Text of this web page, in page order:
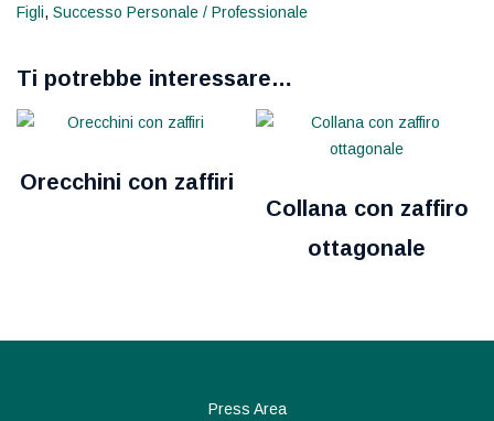
Figli, Successo Personale / Professionale
Ti potrebbe interessare…
Orecchini con zaffiri
Collana con zaffiro
ottagonale
Press Area